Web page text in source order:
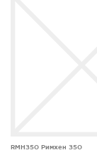
RMH350 Римхен 350